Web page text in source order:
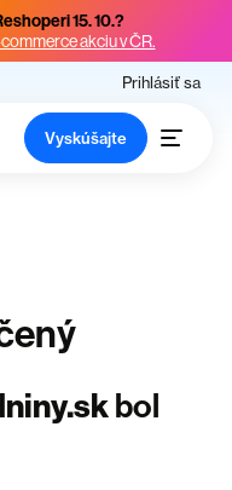
15. 10.?
akciu v ČR.
Prihlásiť sa
Vyskúšajte
bol